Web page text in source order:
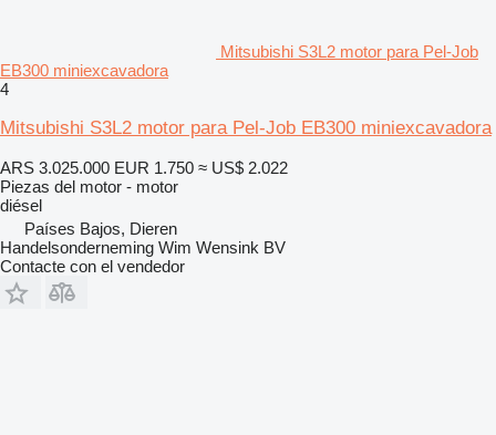
Mitsubishi S3L2 motor para Pel-Job
EB300 miniexcavadora
4
Mitsubishi S3L2 motor para Pel-Job EB300 miniexcavadora
ARS 3.025.000 EUR 1.750 ≈ US$ 2.022
Piezas del motor - motor
diésel
Países Bajos, Dieren
Handelsonderneming Wim Wensink BV
Contacte con el vendedor